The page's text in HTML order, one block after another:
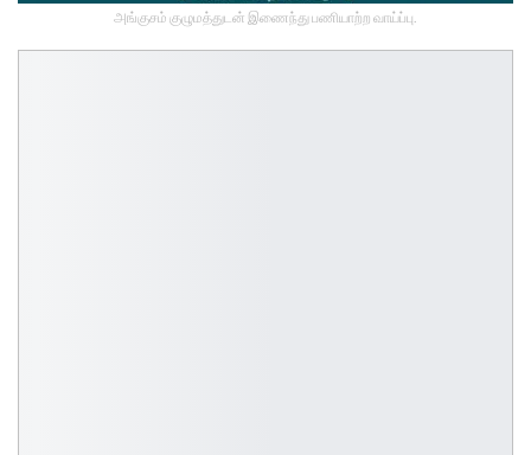
அங்குசம் குழுமத்துடன் இணைந்து பணியாற்ற வாய்ப்பு.